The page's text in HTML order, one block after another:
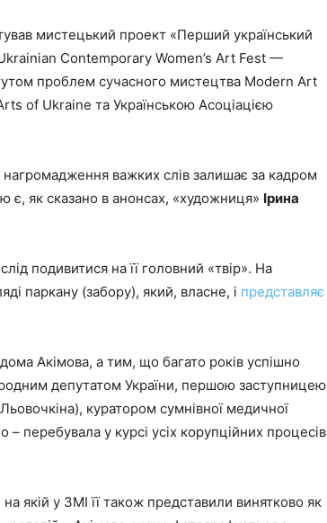
мистецький проект «Перший український
Contemporary Women’s Art Fest —
проблем сучасного мистецтва Modern Art
of Ukraine та Українською Асоціацією
важких слів залишає за кадром
є, як сказано в анонсах, «художниця» Ірина
подивитися на її головний «твір». На
паркану (забору), який, власне, і представляє
Акімова, а тим, що багато років успішно
депутатом України, першою заступницею
куратором сумнівної медичної
перебувала у курсі усіх корупційних процесів
якій у ЗМІ її також представили винятково як